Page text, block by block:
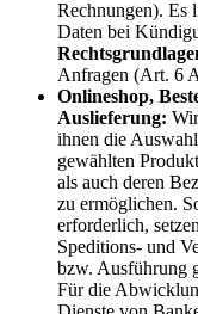
Rechnungen). Es
Daten bei
Anfragen (Art. 6
Onlineshop,
Auslieferung:
ihnen die
gewählten
als auch deren
zu ermöglichen.
erforderlich,
Speditions- und
bzw. Ausführung
Für die